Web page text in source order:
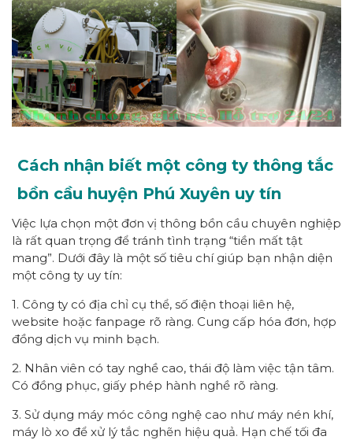
Cách nhận biết một công ty thông tắc
bồn cầu huyện Phú Xuyên uy tín
Việc lựa chọn một đơn vị thông bồn cầu chuyên nghiệp
là rất quan trọng để tránh tình trạng “tiền mất tật
mang”. Dưới đây là một số tiêu chí giúp bạn nhận diện
một công ty uy tín:
1. Công ty có địa chỉ cụ thể, số điện thoại liên hệ,
website hoặc fanpage rõ ràng. Cung cấp hóa đơn, hợp
đồng dịch vụ minh bạch.
2. Nhân viên có tay nghề cao, thái độ làm việc tận tâm.
Có đồng phục, giấy phép hành nghề rõ ràng.
3. Sử dụng máy móc công nghệ cao như máy nén khí,
máy lò xo để xử lý tắc nghẽn hiệu quả. Hạn chế tối đa